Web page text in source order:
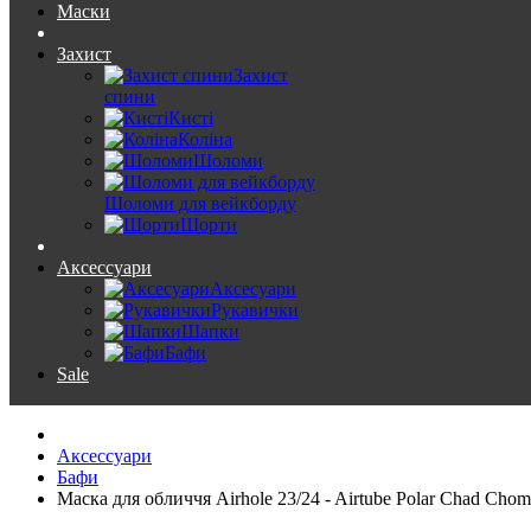
Маски
Захист
Захист
спини
Кисті
Коліна
Шоломи
Шоломи для вейкборду
Шорти
Аксессуари
Аксесуари
Рукавички
Шапки
Бафи
Sale
Аксессуари
Бафи
Маска для обличчя Airhole 23/24 - Airtube Polar Chad